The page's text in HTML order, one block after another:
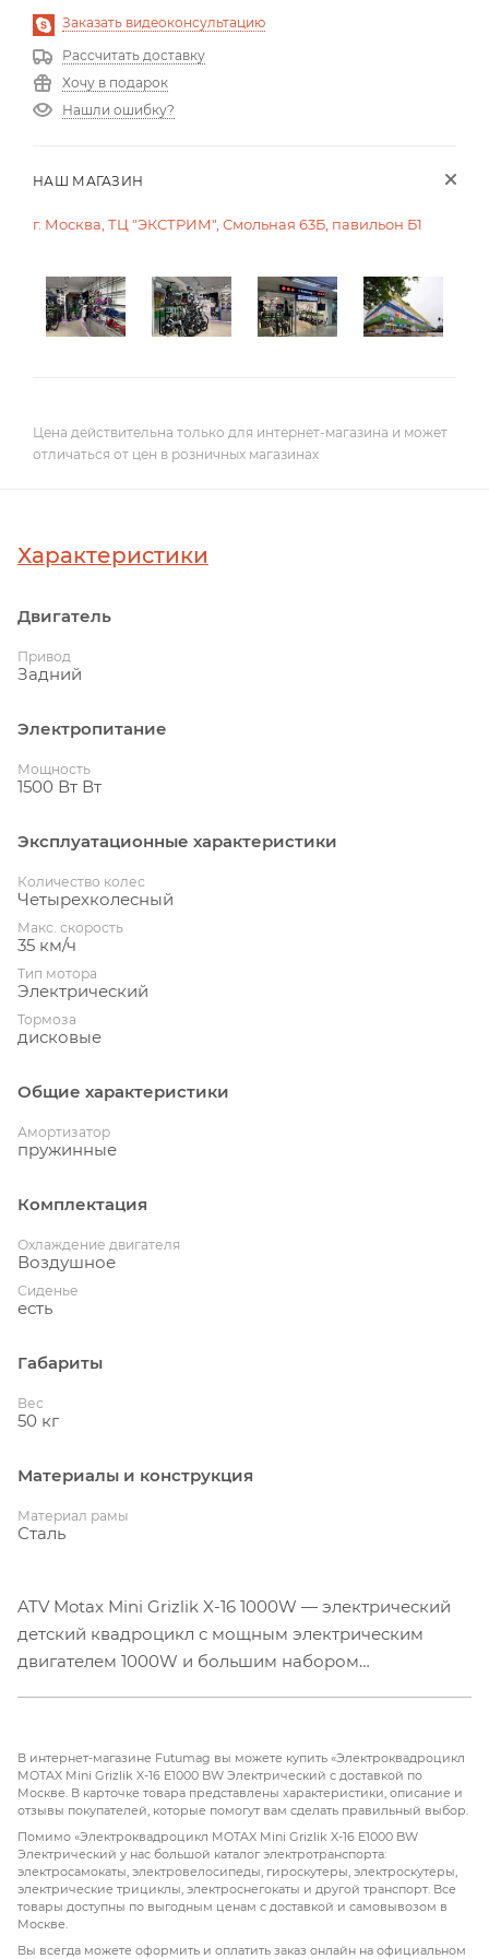
Заказать видеоконсультацию
Рассчитать доставку
Хочу в подарок
Нашли ошибку?
НАШ МАГАЗИН
г. Москва, ТЦ "ЭКСТРИМ", Смольная 63Б, павильон Б1
Цена действительна только для интернет-магазина и может
отличаться от цен в розничных магазинах
Характеристики
Двигатель
Привод
Задний
Электропитание
Мощность
1500 Вт Вт
Эксплуатационные характеристики
Количество колес
Четырехколесный
Макс. скорость
35 км/ч
Тип мотора
Электрический
Тормоза
дисковые
Общие характеристики
Амортизатор
пружинные
Комплектация
Охлаждение двигателя
Воздушное
Сиденье
есть
Габариты
Вес
50 кг
Материалы и конструкция
Материал рамы
Сталь
ATV Motax Mini Grizlik X-16 1000W — электрический
детский квадроцикл с мощным электрическим
двигателем 1000W и большим набором
ATV Motax Mini Grizlik X-16 1000W оборудован 6-
дюймовыми колёсами. Квадроцикл имеет богатую
дистанционной остановки и запуска двигателя,
ограничителем скорости с тремя режимами (5, 15, 30
км/ч), информативным индикатором остаточного
заряда батарей, расположенным на правой
В интернет-магазине Futumag вы можете купить «Электроквадроцикл
MOTAX Mini Grizlik X-16 E1000 BW Электрический с доставкой по
Москве. В карточке товара представлены характеристики, описание и
отзывы покупателей, которые помогут вам сделать правильный выбор.
Помимо «Электроквадроцикл MOTAX Mini Grizlik X-16 E1000 BW
Электрический у нас большой каталог электротранспорта:
электросамокаты, электровелосипеды, гироскутеры, электроскутеры,
электрические трициклы, электроснегокаты и другой транспорт. Все
товары доступны по выгодным ценам с доставкой и самовывозом в
Москве.
Вы всегда можете оформить и оплатить заказ онлайн на официальном